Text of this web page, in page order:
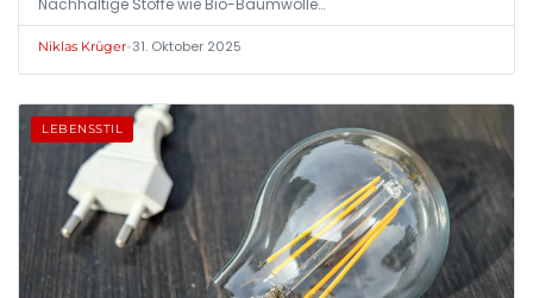
Nachhaltige Stoffe wie Bio-Baumwolle…
Niklas Krüger•31. Oktober 2025
LEBENSSTIL